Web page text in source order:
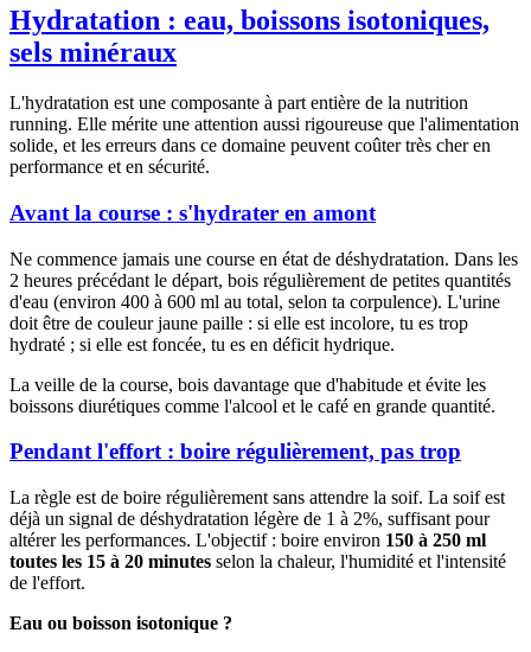
Hydratation : eau, boissons isotoniques,
sels minéraux
L'hydratation est une composante à part entière de la nutrition
running. Elle mérite une attention aussi rigoureuse que l'alimentation
solide, et les erreurs dans ce domaine peuvent coûter très cher en
performance et en sécurité.
Avant la course : s'hydrater en amont
Ne commence jamais une course en état de déshydratation. Dans les
2 heures précédant le départ, bois régulièrement de petites quantités
d'eau (environ 400 à 600 ml au total, selon ta corpulence). L'urine
doit être de couleur jaune paille : si elle est incolore, tu es trop
hydraté ; si elle est foncée, tu es en déficit hydrique.
La veille de la course, bois davantage que d'habitude et évite les
boissons diurétiques comme l'alcool et le café en grande quantité.
Pendant l'effort : boire régulièrement, pas trop
La règle est de boire régulièrement sans attendre la soif. La soif est
déjà un signal de déshydratation légère de 1 à 2%, suffisant pour
altérer les performances. L'objectif : boire environ 150 à 250 ml
toutes les 15 à 20 minutes selon la chaleur, l'humidité et l'intensité
de l'effort.
Eau ou boisson isotonique ?